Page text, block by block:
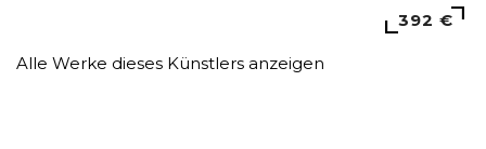
392 €
Alle Werke dieses Künstlers anzeigen